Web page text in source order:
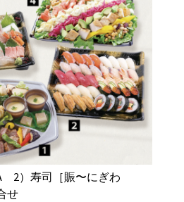
2）寿司［賑〜にぎわ
せ